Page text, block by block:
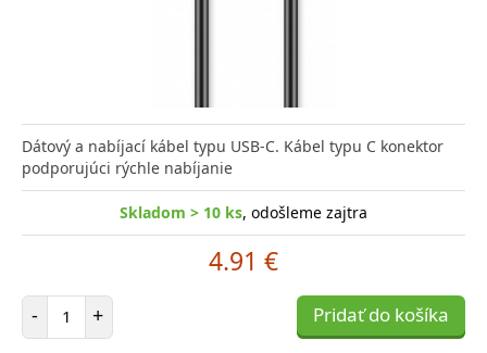
Dátový a nabíjací kábel typu USB-C. Kábel typu C konektor
podporujúci rýchle nabíjanie
Skladom > 10 ks, odošleme zajtra
4.91 €
- Počet položiek
+ Pridať do košíka